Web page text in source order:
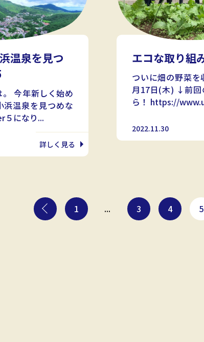
温泉を見つ
今年新しく始め
浜温泉を見つめな
５になり...
詳しく見る
エコな取り組
ついに畑の野菜
月17日(木) ↓前回
ら！ https://
2022.11.30
1 ... 3 4 5